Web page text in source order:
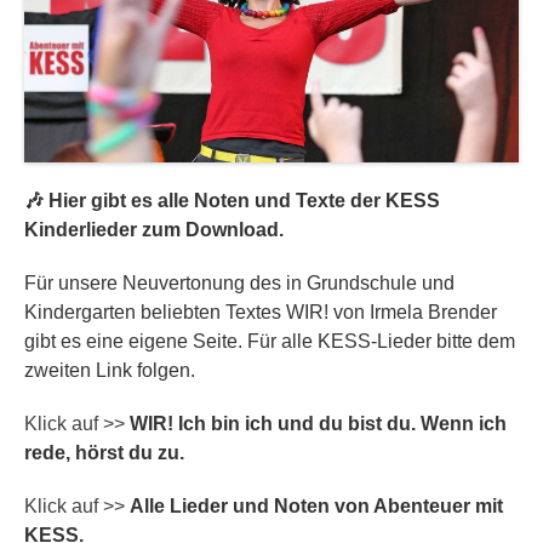
🎶 Hier gibt es alle Noten und Texte der KESS
Kinderlieder zum Download.
Für unsere Neuvertonung des in Grundschule und
Kindergarten beliebten Textes WIR! von Irmela Brender
gibt es eine eigene Seite. Für alle KESS-Lieder bitte dem
zweiten Link folgen.
Klick auf >> WIR! Ich bin ich und du bist du. Wenn ich
rede, hörst du zu.
Klick auf >> Alle Lieder und Noten von Abenteuer mit
KESS.